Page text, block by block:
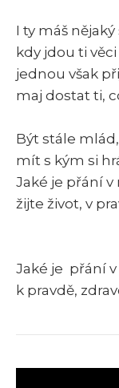
I ty máš
kdy jdou ti
jednou však
maj dostat ti,
Být stále
mít s kým si
Jaké je přání v
žijte život, v
Jaké je přání
k pravdě,